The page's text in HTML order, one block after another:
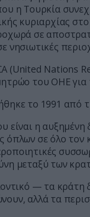
η Τουρκία
κυριαρχίας
σε
νησιωτικές
(United Nations
του ΟΗΕ για
το 1991 από
είναι η αυξημένη
όπλων σε όλο
μεταξύ των
— τα κράτη
αλλά τα